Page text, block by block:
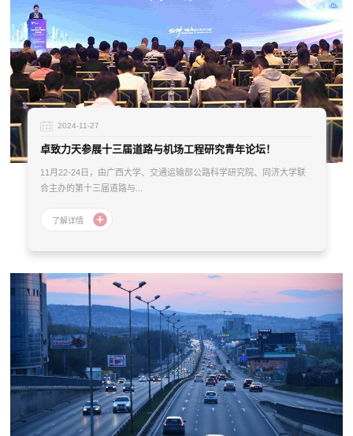
2024-11-27
卓致力天参展十三届道路与机场工程研究青年论坛！
11月22-24日，由广西大学、交通运输部公路科学研究院、同济大学联
合主办的第十三届道路与...